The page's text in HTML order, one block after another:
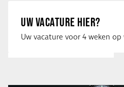
UW VACATURE HIER?